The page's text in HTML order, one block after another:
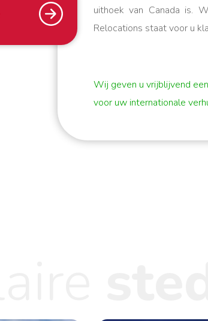
uithoek van Canada is.
Relocations staat voor u
Wij geven u vrijblijvend
voor uw internationale